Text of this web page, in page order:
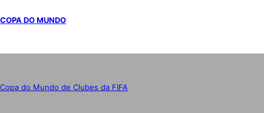
COPA DO MUNDO
Copa do Mundo de Clubes da FIFA